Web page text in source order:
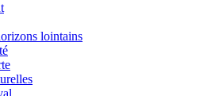
lointains